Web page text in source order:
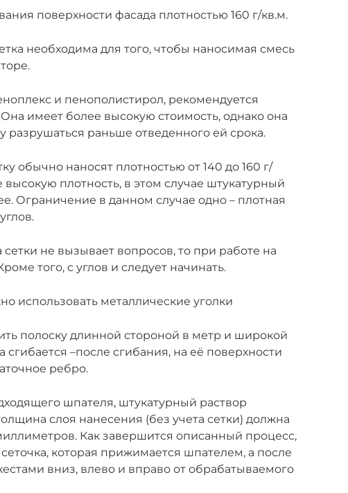
поверхности фасада плотностью 160 г/кв.м.
необходима для того, чтобы наносимая смесь
и пенополистирол, рекомендуется
имеет более высокую стоимость, однако она
разрушаться раньше отведенного ей срока.
обычно наносят плотностью от 140 до 160 г/
плотность, в этом случае штукатурный
Ограничение в данном случае одно – плотная
сетки не вызывает вопросов, то при работе на
того, с углов и следует начинать.
использовать металлические уголки
полоску длинной стороной в метр и широкой
сгибается –после сгибания, на её поверхности
ребро.
шпателя, штукатурный раствор
слоя нанесения (без учета сетки) должна
Как завершится описанный процесс,
которая прижимается шпателем, а после
вниз, влево и вправо от обрабатываемого